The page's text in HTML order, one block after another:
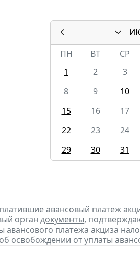
ПН
ВТ СР
1
2 3
8
9 10
15
16 17
22
23 24
29
30 31
авансовый платеж
орган документы,
авансового платежа акциза
об освобождении от уплаты